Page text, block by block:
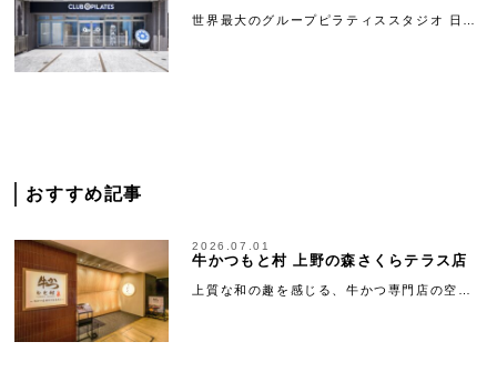
世界最大のグループピラティススタジオ 日…
おすすめ記事
2026.07.01
牛かつもと村 上野の森さくらテラス店
上質な和の趣を感じる、牛かつ専門店の空…